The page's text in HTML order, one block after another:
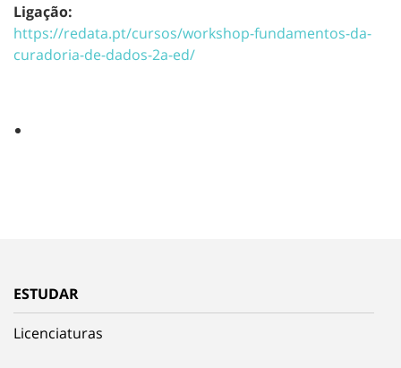
Ligação:
https://redata.pt/cursos/workshop-fundamentos-da-
curadoria-de-dados-2a-ed/
ESTUDAR
Licenciaturas